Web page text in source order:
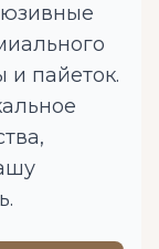
и пайеток.